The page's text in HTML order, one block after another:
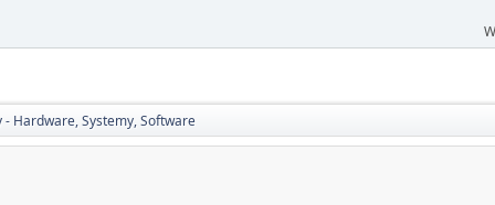
- Hardware, Systemy, Software